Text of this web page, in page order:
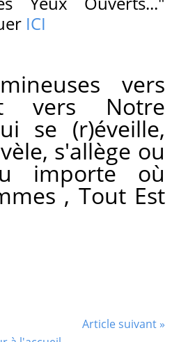
ICI
vers
vers Notre
se (r)éveille,
s'allège ou
importe où
, Tout Est
Article suivant »